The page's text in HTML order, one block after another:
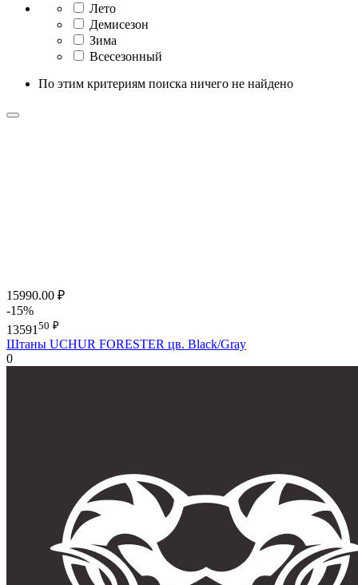
Лето
Демисезон
Зима
Всесезонный
По этим критериям поиска ничего не найдено
15990.00 ₽
-15%
13591 50 ₽
Штаны UCHUR FORESTER цв. Black/Gray
0